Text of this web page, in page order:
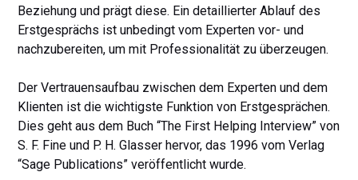
Beziehung und prägt diese. Ein detaillierter Ablauf des
Erstgesprächs ist unbedingt vom Experten vor- und
nachzubereiten, um mit Professionalität zu überzeugen.
Der Vertrauensaufbau zwischen dem Experten und dem
Klienten ist die wichtigste Funktion von Erstgesprächen.
Dies geht aus dem Buch “The First Helping Interview” von
S. F. Fine und P. H. Glasser hervor, das 1996 vom Verlag
“Sage Publications” veröffentlicht wurde.